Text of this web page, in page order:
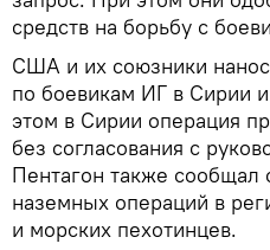
средств на борьбу с
США и их союзники
по боевикам ИГ в Сирии
этом в Сирии операция
без согласования с
Пентагон также сообщал
наземных операций в
и морских пехотинцев.